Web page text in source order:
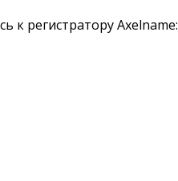
к регистратору Axelname: